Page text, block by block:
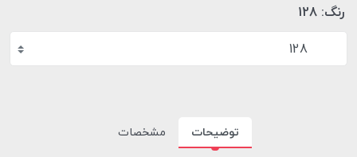
رنگ: 128
128
توضیحات مشخصات